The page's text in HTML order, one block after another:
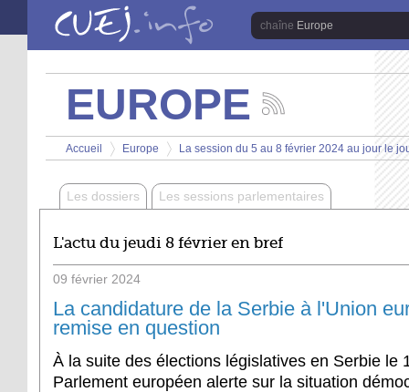
Aller au contenu principal
Europe
EUROPE
les
actualités
de
chaîne
Europe
Vous êtes ici
Accueil
>
Europe
>
La session du 5 au 8 février 2024 au jour le
Les dossiers Les sessions parlementaires
L'actu du jeudi 8 février en bref
09 février 2024
La candidature de la Serbie à l'Union
remise en question
À la suite des élections législatives en Serbie le
Parlement européen alerte sur la situation